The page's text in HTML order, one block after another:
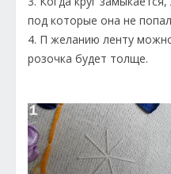
под которые она не
4. П желанию ленту
розочка будет толще.